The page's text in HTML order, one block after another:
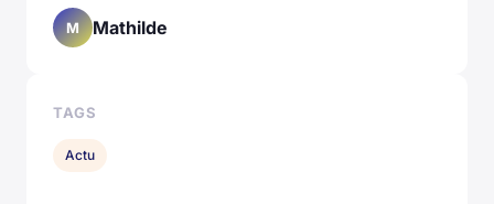
M Mathilde
TAGS
Actu